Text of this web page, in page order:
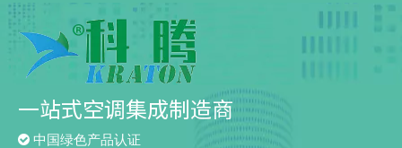
一站式空调集成制造商
 中国绿色产品认证